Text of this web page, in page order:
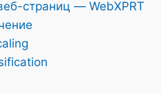
страниц — WebXPRT